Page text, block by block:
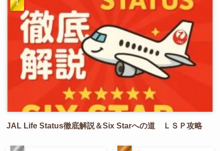
JAL Life Status徹底解説＆Six Starへの道 ＬＳＰ攻略